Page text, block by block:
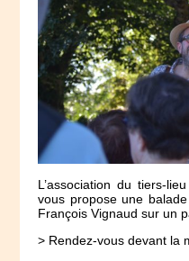
L’association du tiers-
vous propose une
François Vignaud sur un
> Rendez-vous devant la